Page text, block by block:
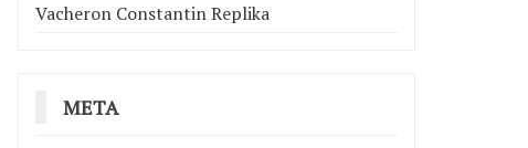
Vacheron Constantin Replika
META